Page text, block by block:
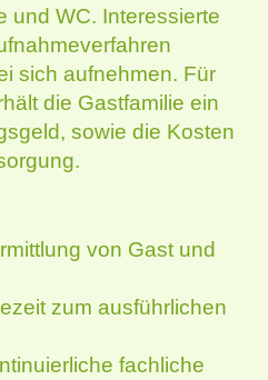
und WC. Interessierte
sich aufnehmen. Für
die Gastfamilie ein
sowie die Kosten
von Gast und
zum ausführlichen
fachliche